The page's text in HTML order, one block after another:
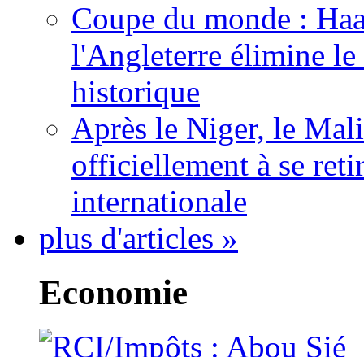
Coupe du monde :
l'Angleterre élimine
historique
Après le Niger, le
officiellement à se
internationale
plus d'articles »
Economie